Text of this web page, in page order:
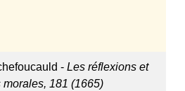
- Les réflexions et
morales, 181 (1665)